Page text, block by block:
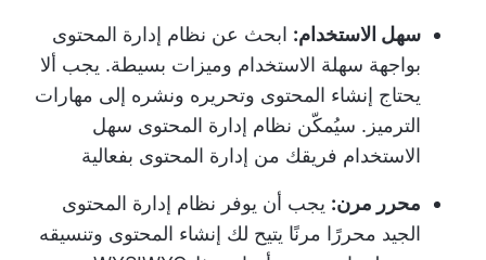
سهل الاستخدام: ابحث عن نظام إدارة المحتوى
بواجهة سهلة الاستخدام وميزات بسيطة. يجب ألا
يحتاج إنشاء المحتوى وتحريره ونشره إلى مهارات
الترميز. سيُمكّن نظام إدارة المحتوى سهل
الاستخدام فريقك من إدارة المحتوى بفعالية
محرر مرن: يجب أن يوفر نظام إدارة المحتوى
الجيد محررًا مرنًا يتيح لك إنشاء المحتوى وتنسيقه